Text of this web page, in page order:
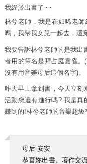
我終於出書了~~
林兮老師，我是在如晞老
嗎，我帶我女兒一起去，還
我要告訴林兮老師的是我出
者用的筆名是拜占庭雲雀。
沒有用音樂母后這個名字)。
昨天早上拿到書，今天立刻
活動您還有進行嗎? 我是真
賺到的!林兮老師的音樂超
母后 安安
恭喜妳出書。著作交